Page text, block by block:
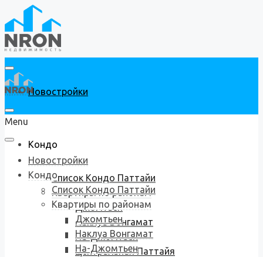
Новостройки
Кондо
Список Кондо Паттайи
Квартиры по районам
Джомтьен
Наклуа Вонгамат
На-Джомтьен
Центральная Паттайя
Menu
Новостройки
Кондо
Список Кондо Паттайи
Квартиры по районам
Джомтьен
Наклуа Вонгамат
На-Джомтьен